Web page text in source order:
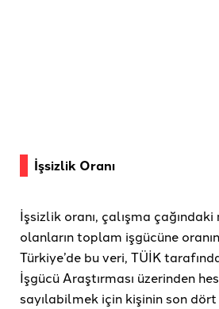
İşsizlik Oranı
İşsizlik oranı, çalışma
olanların toplam işgücüne
Türkiye’de bu veri, TÜİK
İşgücü Araştırması üzerinden
sayılabilmek için kişinin son